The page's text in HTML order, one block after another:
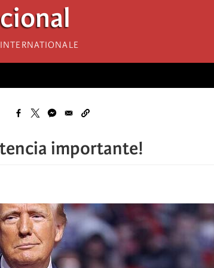
importante!